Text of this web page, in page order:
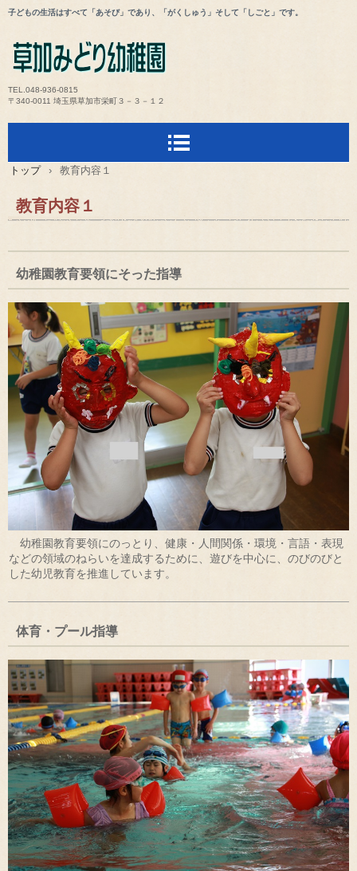
子どもの生活はすべて「あそび」であり、「がくしゅう」そして「しごと」です。
TEL.048-936-0815
〒340-0011 埼玉県草加市栄町３－３－１２
トップ › 教育内容１
教育内容１
幼稚園教育要領にそった指導
幼稚園教育要領にのっとり、健康・人間関係・環境・言語・表現
などの領域のねらいを達成するために、遊びを中心に、のびのびと
した幼児教育を推進しています。
体育・プール指導